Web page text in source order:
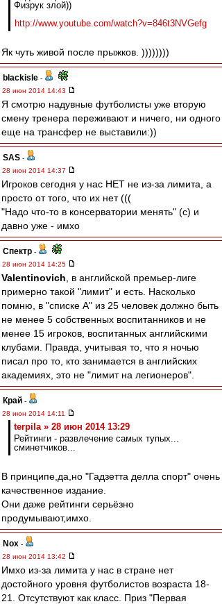
Физрук злой))
http://www.youtube.com/watch?v=846t3NVGefg
Як чуть живой после прыжков. ))))))))
blackisle -
28 июн 2014 14:43
Я смотрю надувные футболисты уже вторую
смену тренера переживают и ничего, ни одного
еще на трансфер не выставили:))
SAS -
28 июн 2014 14:37
Игроков сегодня у нас НЕТ не из-за лимита, а
просто от того, что их нет (((
"Надо что-то в консерватории менять" (c) и
давно уже - имхо
Спектр -
28 июн 2014 14:25
Valentinovich , в английской премьер-лиге
примерно такой "лимит" и есть. Насколько
помню, в "списке А" из 25 человек должно быть
не менее 5 собственных воспитанников и не
менее 15 игроков, воспитанных английскими
клубами. Правда, учитывая то, что я ночью
писал про то, кто занимается в английских
академиях, это не "лимит на легионеров".
Край -
28 июн 2014 14:11
terpila » 28 июн 2014 13:29
Рейтинги - развлечение самых тупых...
сминетчиков...
В принципе,да,но "Гадзетта делла спорт" очень
качественное издание.
Они даже рейтинги серьёзно
продумывают,имхо.
Nox -
28 июн 2014 13:42
Имхо из-за лимита у нас в стране нет
достойного уровня футболистов возраста 18-
21. Отсутствуют как класс. Приз "Первая